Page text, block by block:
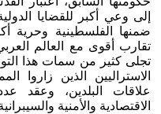
إلى وعي أكبر للقضايا
ضمنها الفلسطينية وحرية
تقارب أقوى مع العالم
تجلى كثير من سمات هذا
الاستراليين الذين زاروا
علاقات البلدين، وعقد
الاقتصادية والأمنية